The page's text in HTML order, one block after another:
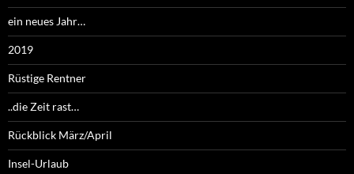
ein neues Jahr…
2019
Rüstige Rentner
..die Zeit rast…
Rückblick März/April
Insel-Urlaub